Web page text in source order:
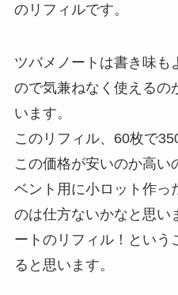
のリフィルです。
ツバメノートは書き味も
ので気兼ねなく使えるの
います。
このリフィル、60枚で
この価格が安いのか高い
ベント用に小ロット作っ
のは仕方ないかなと思い
ートのリフィル！という
ると思います。